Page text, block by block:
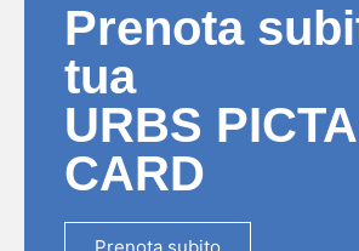
Prenota
tua
URBS PICTA
CARD